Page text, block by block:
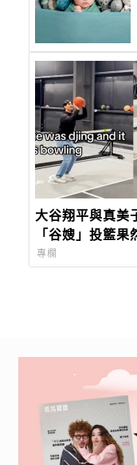
大谷翔平與真美
「谷嫂」投籃果
影片瘋傳
專欄